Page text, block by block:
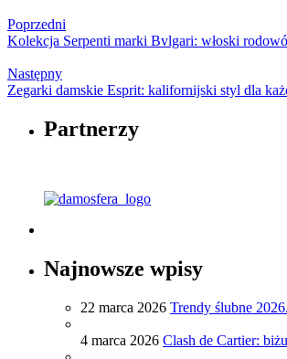
Poprzedni
Kolekcja Serpenti marki Bvlgari: włoski
Następny
Zegarki damskie Esprit: kalifornijski styl dla
Partnerzy
Najnowsze wpisy
22 marca 2026 Trendy ślubne
4 marca 2026 Clash de Cartier: